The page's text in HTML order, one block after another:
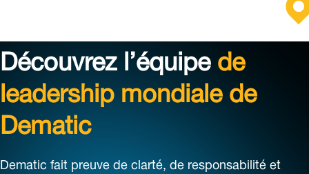
Découvrez l’équipede
leadership mondiale de
Dematic
Dematic fait preuve de clarté, de responsabilité et